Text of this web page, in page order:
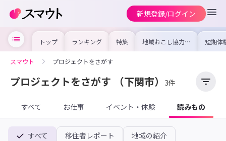
新規登録/ログイン
トップ ランキング 特集 地域おこし協力隊
の求人やイベント
を集めました！仕
けよう
短期体
り〜数
域を知
スマウト プロジェクトをさがす
プロジェクトをさがす （下関市） 3件
すべて お仕事 イベント・体験 読みもの
すべて 移住者レポート
地域の紹介